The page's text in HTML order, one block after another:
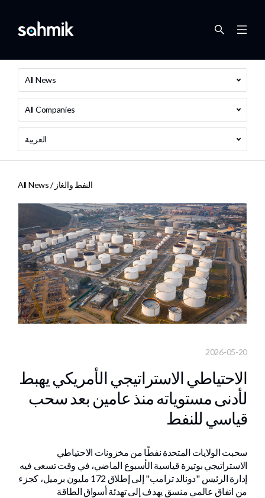
All News
All Companies
العربية
All News / النفط والغاز
2026-05-20
الاحتياطي الاستراتيجي الأمريكي يهبط
لأدنى مستوياته منذ عامين بعد سحب
قياسي للنفط
سحبت الولايات المتحدة نفطًا من مخزونات الاحتياطي
الاستراتيجي بوتيرة قياسية الأسبوع الماضي، في وقت تسعى فيه
إدارة الرئيس "دونالد ترامب" إلى إطلاق 172 مليون برميل، كجزء
من اتفاق عالمي منسق يهدف إلى تهدئة أسواق الطاقة